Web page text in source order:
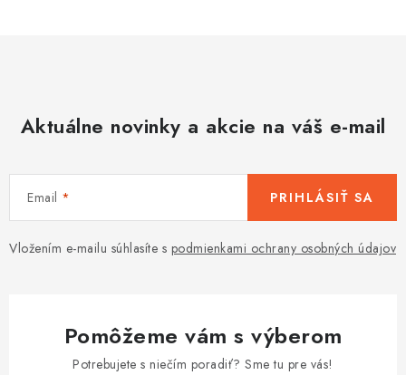
Aktuálne novinky a akcie na váš e-mail
Email
Vložením e-mailu súhlasíte s podmienkami ochrany osobných údajov
PRIHLÁSIŤ SA
Pomôžeme vám s výberom
Potrebujete s niečím poradiť? Sme tu pre vás!